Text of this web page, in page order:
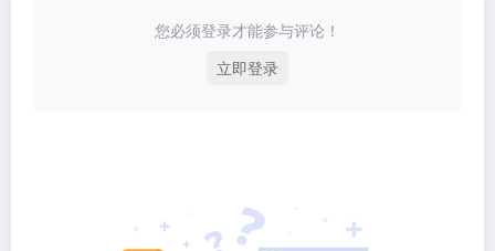
您必须登录才能参与评论！
立即登录